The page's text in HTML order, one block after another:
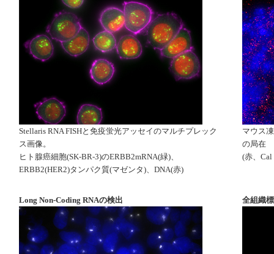
Stellaris RNA FISHと免疫蛍光アッセイのマルチプレック
ス画像。
ヒト腺癌細胞(SK-BR-3)のERBB2mRNA(緑)、
ERBB2(HER2)タンパク質(マゼンタ)、DNA(赤)
マウス
の局在
(赤、Cal
Long Non-Coding RNAの検出 全組織